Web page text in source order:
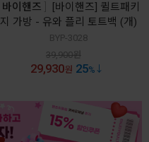
바이핸즈
[바이핸즈] 퀼트패키
지 가방 - 유와 플리 토트백 (개)
BYP-3028
39,900원
29,930원 25%